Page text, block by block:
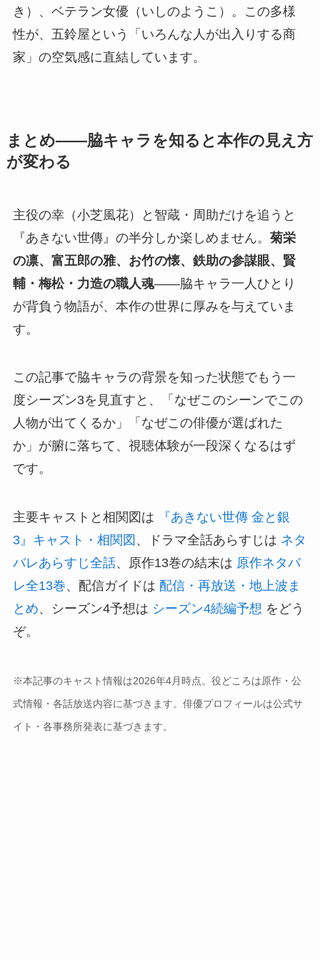
き）、ベテラン女優（いしのようこ）。この多様
性が、五鈴屋という「いろんな人が出入りする商
家」の空気感に直結しています。
まとめ——脇キャラを知ると本作の見え方
が変わる
主役の幸（小芝風花）と智蔵・周助だけを追うと
『あきない世傳』の半分しか楽しめません。 菊栄
の凛、富五郎の雅、お竹の懐、鉄助の参謀眼、賢
輔・梅松・力造の職人魂——脇キャラ一人ひとり
が背負う物語が、本作の世界に厚みを与えていま
す。
この記事で脇キャラの背景を知った状態でもう一
度シーズン3を見直すと、「なぜこのシーンでこの
人物が出てくるか」「なぜこの俳優が選ばれた
か」が腑に落ちて、視聴体験が一段深くなるはず
です。
主要キャストと相関図は
『あきない世傳 金と銀
3』キャスト・相関図 、ドラマ全話あらすじは ネタ
バレあらすじ全話、原作13巻の結末は 原作ネタバ
レ全13巻、配信ガイドは 配信・再放送・地上波ま
とめ、シーズン4予想は シーズン4続編予想 をどう
ぞ。
※本記事のキャスト情報は2026年4月時点。役どころは原作・公
式情報・各話放送内容に基づきます。俳優プロフィールは公式サ
イト・各事務所発表に基づきます。